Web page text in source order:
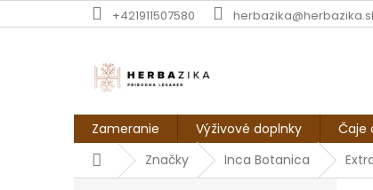
na
+421911507580
Zameranie Výživové doplnky Čaje
DomovZnačky Inca Botanica